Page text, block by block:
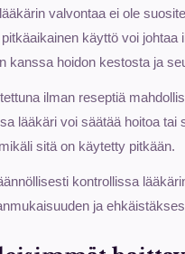
valvontaa ei ole
käyttö voi
kanssa hoidon kestosta ja
ilman reseptiä
lääkäri voi säätää hoitoa
sitä on käytetty pitkään.
kontrollissa
ja